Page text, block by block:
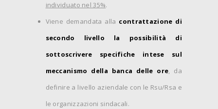
individuato nel 35%.
Viene demandata alla contrattazione di
secondo livello la possibilità di
sottoscrivere specifiche intese sul
meccanismo della banca delle ore, da
definire a livello aziendale con le Rsu/Rsa e
le organizzazioni sindacali.